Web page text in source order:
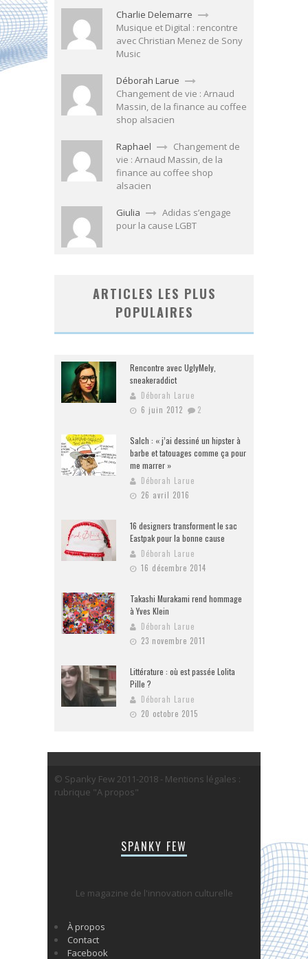
Charlie Delemarre
Musique et Digital : rencontre
avec Christian Menez de Sony
Music
Déborah Larue
Changement de vie : Arnaud
Massin, de la finance au coffee
shop alsacien
Raphael
Changement de
vie : Arnaud Massin, de la
finance au coffee shop
alsacien
Giulia
Adidas s’engage
pour la cause LGBT
ARTICLES LES PLUS
POPULAIRES
Rencontre avec UglyMely,
sneakeraddict
Déborah Larue
6 juin 2012
2
Salch : « j’ai dessiné un hipster à
barbe et tatouages comme ça pour
me marrer »
Déborah Larue
26 avril 2016
16 designers transforment le sac
Eastpak pour la bonne cause
Déborah Larue
16 décembre 2014
Takashi Murakami rend hommage
à Yves Klein
Déborah Larue
23 novembre 2011
Littérature : où est passée Lolita
Pille ?
Déborah Larue
20 octobre 2015
© Spanky Few 2011-2018 - Mentions légales :
rubrique "A propos"
SPANKY FEW
Le magazine de l'innovation culturelle
À propos
Contact
Facebook